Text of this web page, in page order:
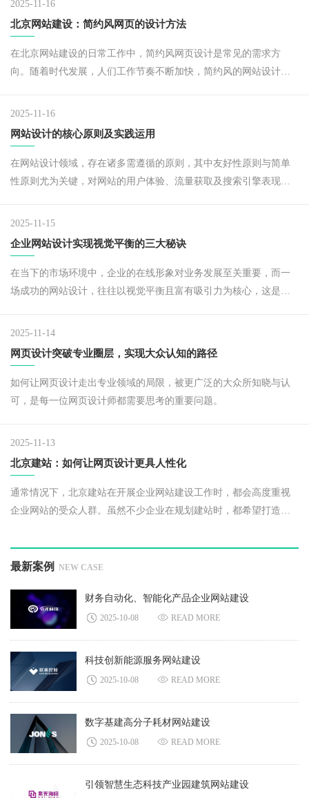
2025-11-16
北京网站建设：简约风网页的设计方法
在北京网站建设的日常工作中，简约风网页设计是常见的需求方
向。随着时代发展，人们工作节奏不断加快，简约风的网站设计风
2025-11-16
网站设计的核心原则及实践运用
在网站设计领域，存在诸多需遵循的原则，其中友好性原则与简单
性原则尤为关键，对网站的用户体验、流量获取及搜索引擎表现有
2025-11-15
企业网站设计实现视觉平衡的三大秘诀
在当下的市场环境中，企业的在线形象对业务发展至关重要，而一
场成功的网站设计，往往以视觉平衡且富有吸引力为核心，这是塑
2025-11-14
网页设计突破专业圈层，实现大众认知的路径
如何让网页设计走出专业领域的局限，被更广泛的大众所知晓与认
可，是每一位网页设计师都需要思考的重要问题。
2025-11-13
北京建站：如何让网页设计更具人性化
通常情况下，北京建站在开展企业网站建设工作时，都会高度重视
企业网站的受众人群。虽然不少企业在规划建站时，都希望打造出
服务，同时成为企业创造盈利的重要工具。
最新案例 NEW CASE
财务自动化、智能化产品企业网站建设
2025-10-08 READ MORE
科技创新能源服务网站建设
2025-10-08 READ MORE
数字基建高分子耗材网站建设
2025-10-08 READ MORE
引领智慧生态科技产业园建筑网站建设